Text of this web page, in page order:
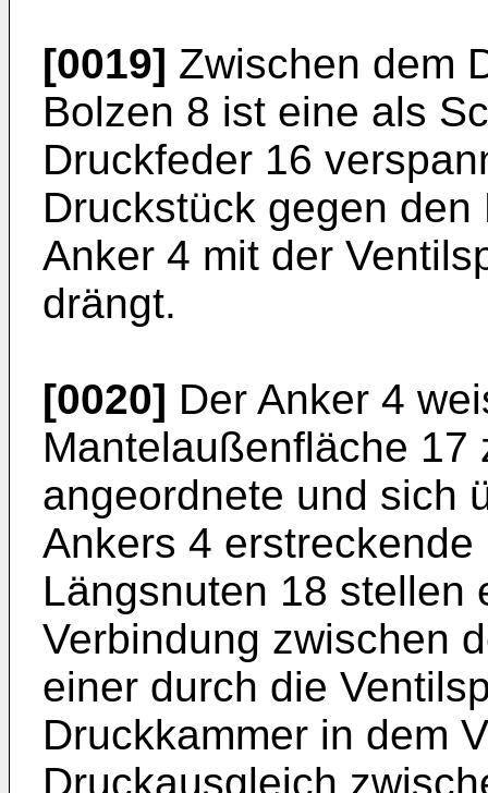
[0019] Zwischen dem
Bolzen 8 ist eine als
Druckfeder 16
Druckstück gegen
Anker 4 mit der
drängt.
[0020] Der Anker 4
Mantelaußenfläche
angeordnete und sich
Ankers 4
Längsnuten 18 stellen
Verbindung zwischen
einer durch die
Druckkammer in dem
Druckausgleich